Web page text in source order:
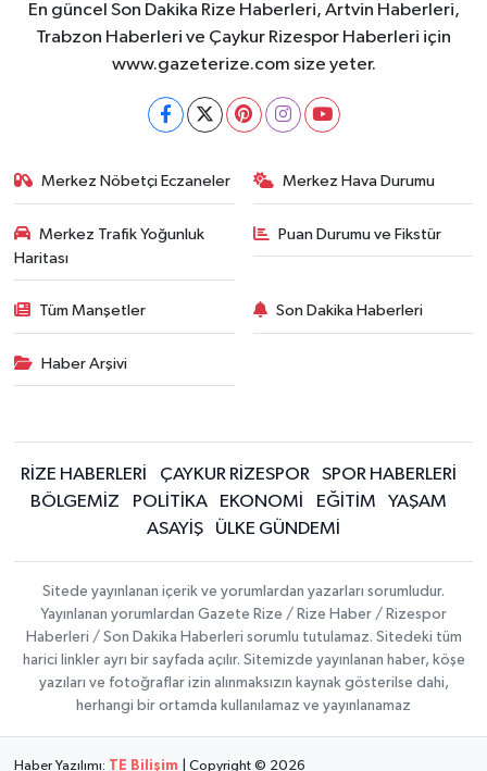
En güncel Son Dakika Rize Haberleri, Artvin Haberleri,
Trabzon Haberleri ve Çaykur Rizespor Haberleri için
www.gazeterize.com size yeter.
Merkez Nöbetçi Eczaneler Merkez Hava Durumu
Merkez Trafik Yoğunluk
Haritası
Puan Durumu ve Fikstür
Tüm Manşetler Son Dakika Haberleri
Haber Arşivi
RİZE HABERLERİ ÇAYKUR RİZESPOR
SPOR HABERLERİ
BÖLGEMİZ
POLİTİKA EKONOMİ EĞİTİM
YAŞAM
ASAYİŞ
ÜLKE GÜNDEMİ
Sitede yayınlanan içerik ve yorumlardan yazarları sorumludur.
Yayınlanan yorumlardan Gazete Rize / Rize Haber / Rizespor
Haberleri / Son Dakika Haberleri sorumlu tutulamaz. Sitedeki tüm
harici linkler ayrı bir sayfada açılır. Sitemizde yayınlanan haber, köşe
yazıları ve fotoğraflar izin alınmaksızın kaynak gösterilse dahi,
herhangi bir ortamda kullanılamaz ve yayınlanamaz
Haber Yazılımı: TE Bilişim | Copyright © 2026